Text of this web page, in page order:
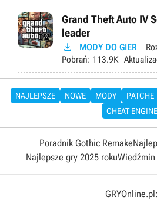
Grand Theft Auto IV
leader
 MODY DO GIER
Pobrań: 113.9K
NAJLEPSZE NOWE MODY PATCHE
CHEAT ENGINE
Poradnik Gothic Remake
Najlepsze gry 2025 rokuWiedźmin
GRYOnline.pl: